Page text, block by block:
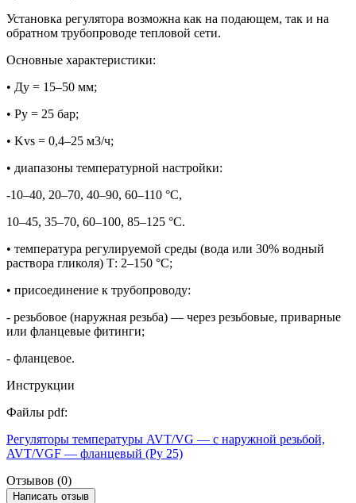
Установка регулятора возможна как на подающем, так и на
обратном трубопроводе тепловой сети.
Основные характеристики:
• Ду = 15–50 мм;
• Ру = 25 бар;
• Kvs = 0,4–25 м3/ч;
• диапазоны температурной настройки:
-10–40, 20–70, 40–90, 60–110 °С,
10–45, 35–70, 60–100, 85–125 °С.
• температура регулируемой среды (вода или 30% водный
раствора гликоля) Т: 2–150 °С;
• присоединение к трубопроводу:
- резьбовое (наружная резьба) — через резьбовые, приварные
или фланцевые фитинги;
- фланцевое.
Инструкции
Файлы pdf:
Регуляторы температуры AVT/VG — с наружной резьбой,
AVT/VGF — фланцевый (Ру 25)
Отзывов (0)
Написать отзыв